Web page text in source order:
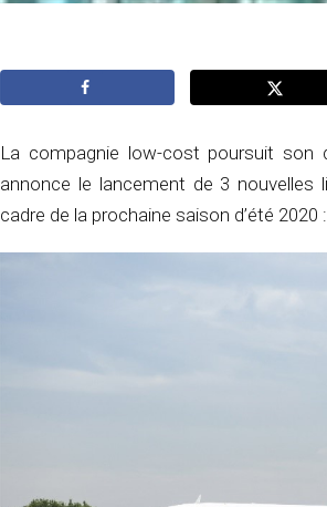
La compagnie low-cost poursuit son
annonce le lancement de 3 nouvelles
cadre de la prochaine saison d’été